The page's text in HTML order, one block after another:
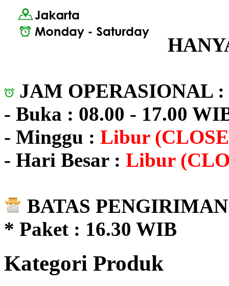
JAM OPERASIONAL :
- Buka : 08.00 - 17.00
- Minggu : Libur
- Hari Besar : Libur
BATAS
* Paket : 16.30 WIB
Kategori Produk